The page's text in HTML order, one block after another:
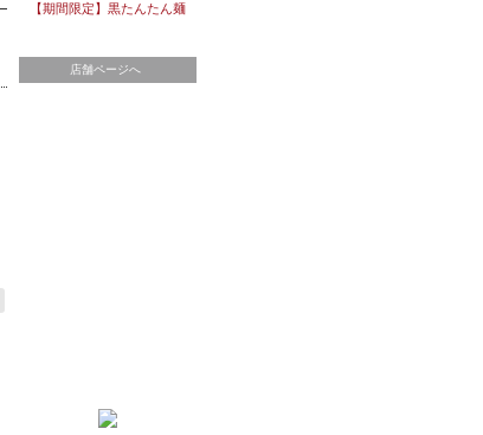
【期間限定】黒たんたん麺
店舗ページへ